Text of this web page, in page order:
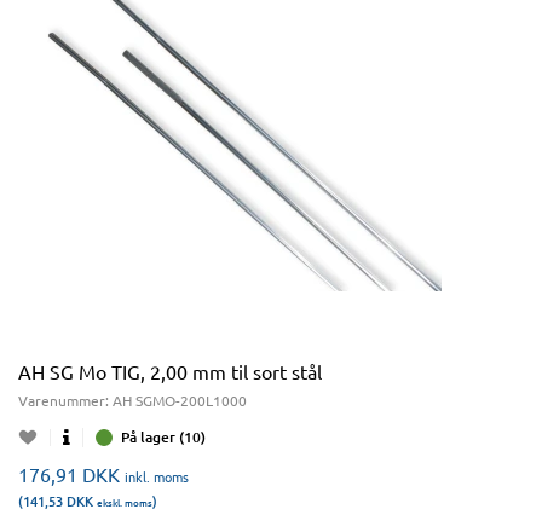
AH SG Mo TIG, 2,00 mm til sort stål
Varenummer: AH SGMO-200L1000
På lager (10)
176,91 DKK inkl. moms
(141,53 DKK ekskl. moms)